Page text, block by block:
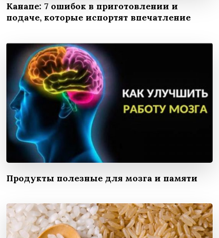
Канапе: 7 ошибок в приготовлении и
подаче, которые испортят впечатление
Продукты полезные для мозга и памяти